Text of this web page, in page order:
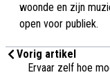
woonde en zijn
open voor publiek.
Vorig artikel
Ervaar zelf hoe